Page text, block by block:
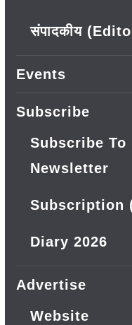
संपादकीय
Events
Subscribe
Subscribe
Newsletter
Subscription
Diary 2026
Advertise
Website